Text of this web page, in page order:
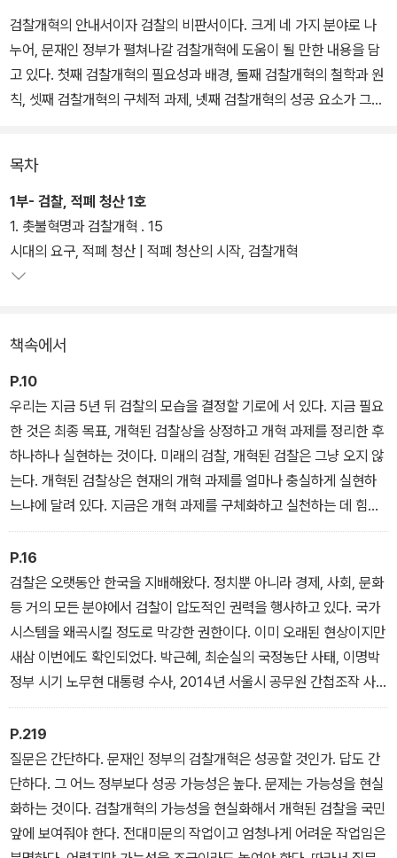
검찰개혁의 안내서이자 검찰의 비판서이다. 크게 네 가지 분야로 나
누어, 문재인 정부가 펼쳐나갈 검찰개혁에 도움이 될 만한 내용을 담
고 있다. 첫째 검찰개혁의 필요성과 배경, 둘째 검찰개혁의 철학과 원
칙, 셋째 검찰개혁의 구체적 과제, 넷째 검찰개혁의 성공 요소가 그것
검찰개혁의 최종 목적은 대한민국이 개혁된 검찰을 갖는 것이다. 성
공적으로 개혁이 된다면 민주사회의 자율적인 기관의 검찰을 볼 수
있을 것이다. 저자는 문재인 정부가 검찰개혁을 하지 못하면 다시는
기회가 없을 수도 있다고 말하며, 검찰개혁을 왜 해야 하고 무엇을 어
떻게 바꿔야 할지를 자세히 말한다.
목차
1부- 검찰, 적폐 청산 1호
1. 촛불혁명과 검찰개혁 . 15
시대의 요구, 적폐 청산 | 적폐 청산의 시작, 검찰개혁
책속에서
P.10
우리는 지금 5년 뒤 검찰의 모습을 결정할 기로에 서 있다. 지금 필요
한 것은 최종 목표, 개혁된 검찰상을 상정하고 개혁 과제를 정리한 후
하나하나 실현하는 것이다. 미래의 검찰, 개혁된 검찰은 그냥 오지 않
는다. 개혁된 검찰상은 현재의 개혁 과제를 얼마나 충실하게 실현하
느냐에 달려 있다. 지금은 개혁 과제를 구체화하고 실천하는 데 힘을
쏟아야 할 때다.
P.16
검찰은 오랫동안 한국을 지배해왔다. 정치뿐 아니라 경제, 사회, 문화
등 거의 모든 분야에서 검찰이 압도적인 권력을 행사하고 있다. 국가
시스템을 왜곡시킬 정도로 막강한 권한이다. 이미 오래된 현상이지만
새삼 이번에도 확인되었다. 박근혜, 최순실의 국정농단 사태, 이명박
정부 시기 노무현 대통령 수사, 2014년 서울시 공무원 간첩조작 사
건 등 검찰의 한국 지배 현상은 갈수록 확대되고 노골화되고 있다. 그
리고 마침내 정치화된 검찰은 자신의 힘을 주체하지 못하고 국정농단
의 핵심이 되었고 부패의 중심지가 되었다.
P.219
질문은 간단하다. 문재인 정부의 검찰개혁은 성공할 것인가. 답도 간
단하다. 그 어느 정부보다 성공 가능성은 높다. 문제는 가능성을 현실
화하는 것이다. 검찰개혁의 가능성을 현실화해서 개혁된 검찰을 국민
앞에 보여줘야 한다. 전대미문의 작업이고 엄청나게 어려운 작업임은